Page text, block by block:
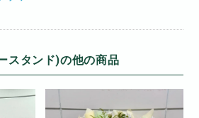
スタンド)の他の商品